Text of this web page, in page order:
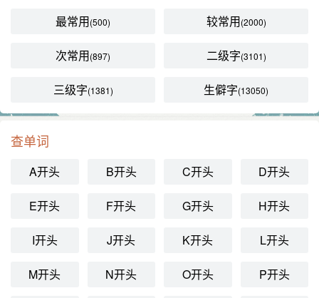
最常用(500) 较常用(2000)
次常用(897) 二级字(3101)
三级字(1381) 生僻字(13050)
查单词
A开头 B开头 C开头 D开头
E开头 F开头 G开头 H开头
I开头 J开头 K开头 L开头
M开头 N开头 O开头 P开头